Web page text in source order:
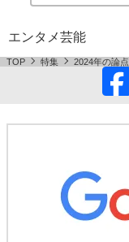
エンタメ芸能
TOP 特集 2024年の論点